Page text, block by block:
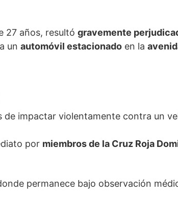
27 años, resultó gravemente
un automóvil estacionado en la
de impactar violentamente contra un
por miembros de la Cruz Roja
permanece bajo observación